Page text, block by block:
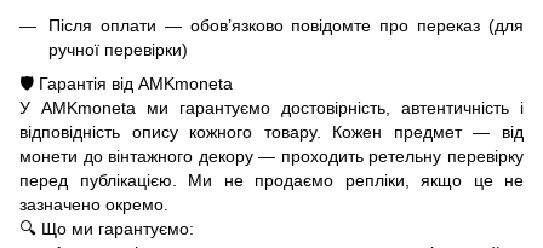
Після оплати — обов’язково повідомте про переказ (для
ручної перевірки)
🛡️ Гарантія від AMKmoneta
У AMKmoneta ми гарантуємо достовірність, автентичність і
відповідність опису кожного товару. Кожен предмет — від
монети до вінтажного декору — проходить ретельну перевірку
перед публікацією. Ми не продаємо репліки, якщо це не
зазначено окремо.
🔍 Що ми гарантуємо: